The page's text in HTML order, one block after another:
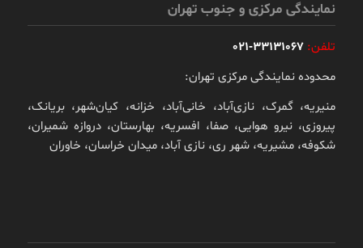
نمایندگی مرکزی و جنوب تهران
تلفن: 33131067-021
محدوده نمایندگی مرکزی تهران:
منیریه، گمرک، نازی‌آباد، خانی‌آباد، خزانه، کیان‌شهر، بریانک،
پیروزی، نیرو هوایی، صفا، افسریه، بهارستان، دروازه شمیران،
شکوفه، مشیریه، شهر ری، نازی آباد، میدان خراسان، خاوران